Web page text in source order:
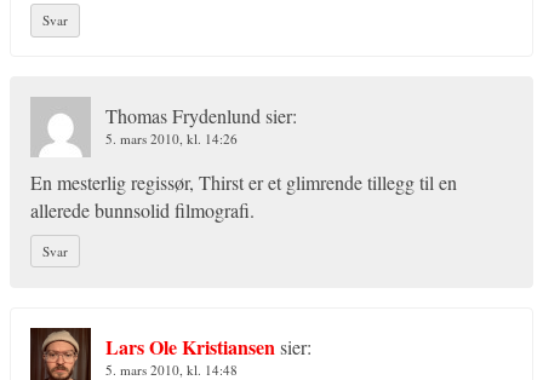
Svar
Thomas Frydenlund sier:
5. mars 2010, kl. 14:26
En mesterlig regissør, Thirst er et glimrende tillegg til en
allerede bunnsolid filmografi.
Svar
Lars Ole Kristiansensier:
5. mars 2010, kl. 14:48